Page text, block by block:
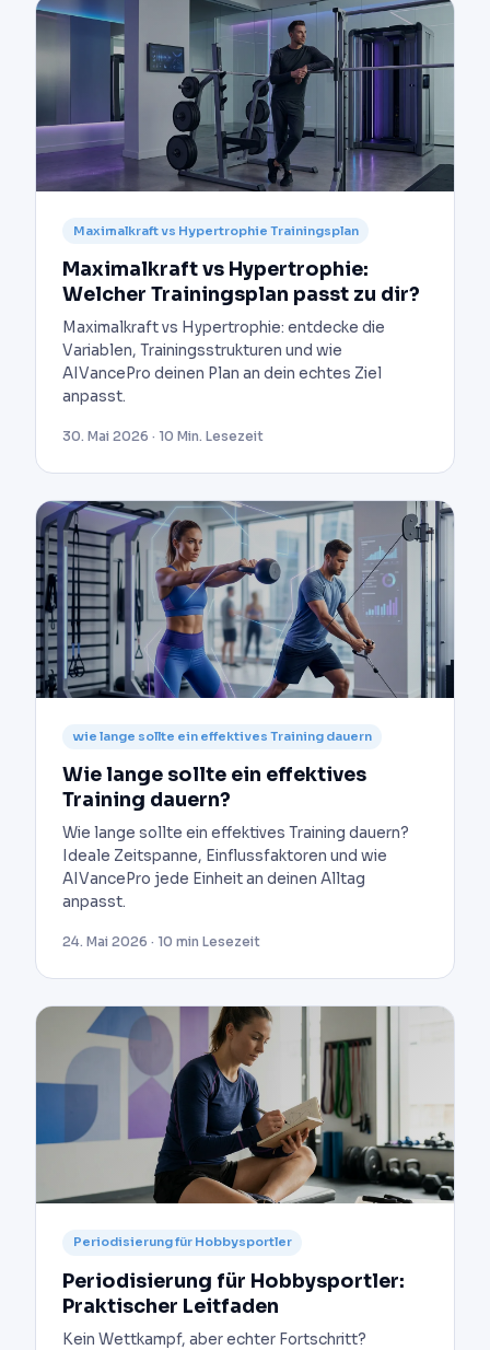
Maximalkraft vs Hypertrophie Trainingsplan
Maximalkraft vs Hypertrophie:
Welcher Trainingsplan passt zu dir?
Maximalkraft vs Hypertrophie: entdecke die
Variablen, Trainingsstrukturen und wie
AIVancePro deinen Plan an dein echtes Ziel
anpasst.
30. Mai 2026 · 10 Min. Lesezeit
wie lange sollte ein effektives Training dauern
Wie lange sollte ein effektives
Training dauern?
Wie lange sollte ein effektives Training dauern?
Ideale Zeitspanne, Einflussfaktoren und wie
AIVancePro jede Einheit an deinen Alltag
anpasst.
24. Mai 2026 · 10 min Lesezeit
Periodisierung für Hobbysportler
Periodisierung für Hobbysportler:
Praktischer Leitfaden
Kein Wettkampf, aber echter Fortschritt?